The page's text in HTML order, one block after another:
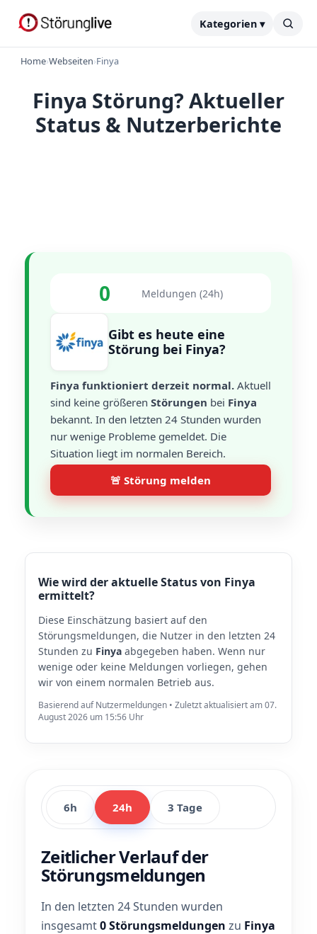
Kategorien ▾
Home›Webseiten›Finya
Finya Störung? Aktueller
Status & Nutzerberichte
0 Meldungen (24h)
Gibt es heute eine
Störung bei Finya?
Finya funktioniert derzeit normal. Aktuell
sind keine größeren Störungen bei Finya
bekannt. In den letzten 24 Stunden wurden
nur wenige Probleme gemeldet. Die
Situation liegt im normalen Bereich.
🚨 Störung melden
Wie wird der aktuelle Status von Finya
ermittelt?
Diese Einschätzung basiert auf den
Störungsmeldungen, die Nutzer in den letzten 24
Stunden zu Finya abgegeben haben. Wenn nur
wenige oder keine Meldungen vorliegen, gehen
wir von einem normalen Betrieb aus.
Basierend auf Nutzermeldungen • Zuletzt aktualisiert am 07.
August 2026 um 15:56 Uhr
6h 24h 3 Tage
Zeitlicher Verlauf der
Störungsmeldungen
In den letzten 24 Stunden wurden
insgesamt0 Störungsmeldungen zu Finya